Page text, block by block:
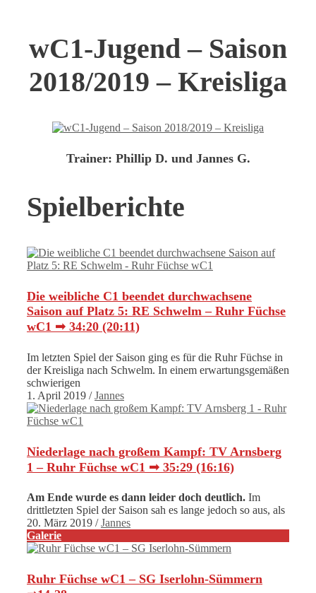
wC1-Jugend – Saison
2018/2019 – Kreisliga
Trainer: Phillip D. und Jannes G.
Spielberichte
Die weibliche C1 beendet durchwachsene
Saison auf Platz 5: RE Schwelm – Ruhr Füchse
wC1 ➟ 34:20 (20:11)
Im letzten Spiel der Saison ging es für die Ruhr Füchse in
der Kreisliga nach Schwelm. In einem erwartungsgemäßen
schwierigen
1. April 2019 /Jannes
Niederlage nach großem Kampf: TV Arnsberg
1 – Ruhr Füchse wC1 ➟ 35:29 (16:16)
Am Ende wurde es dann leider doch deutlich. Im
drittletzten Spiel der Saison sah es lange jedoch so aus, als
20. März 2019 /Jannes
Galerie
Ruhr Füchse wC1 – SG Iserlohn-Sümmern